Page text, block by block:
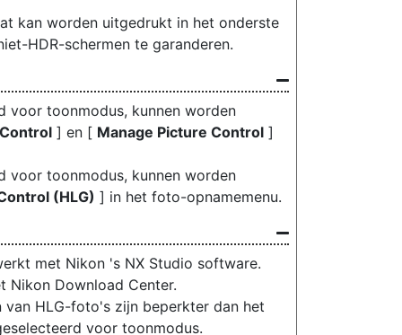
kan worden uitgedrukt in het onderste
HDR-schermen te garanderen.
voor toonmodus, kunnen worden
] en [ Manage Picture Control ]
voor toonmodus, kunnen worden
(HLG) ] in het foto-opnamemenu.
met Nikon 's NX Studio software.
Nikon Download Center.
HLG-foto's zijn beperkter dan het
voor toonmodus.